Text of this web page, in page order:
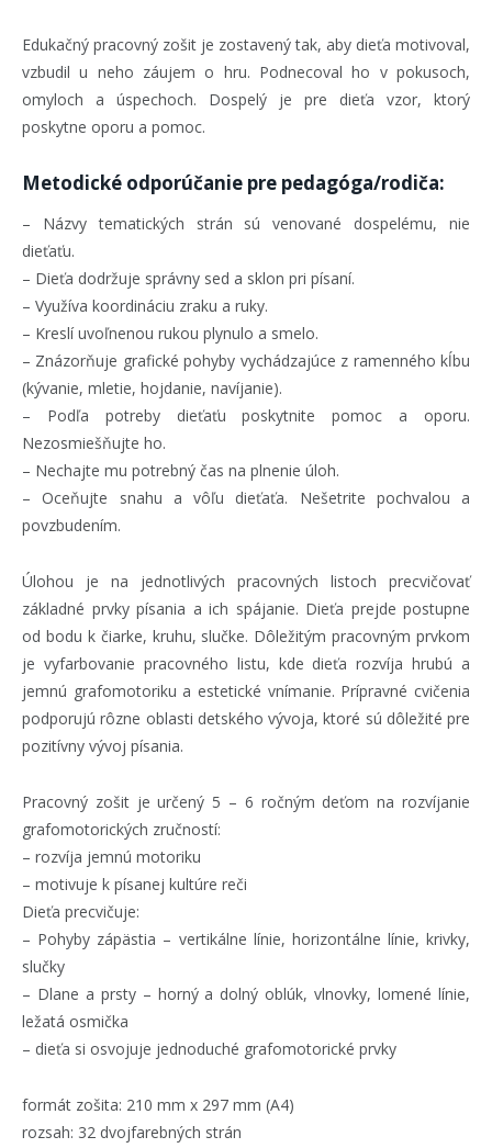
Edukačný pracovný zošit je zostavený tak, aby dieťa motivoval,
vzbudil u neho záujem o hru. Podnecoval ho v pokusoch,
omyloch a úspechoch. Dospelý je pre dieťa vzor, ktorý
poskytne oporu a pomoc.
Metodické odporúčanie pre pedagóga/rodiča:
– Názvy tematických strán sú venované dospelému, nie
dieťaťu.
– Dieťa dodržuje správny sed a sklon pri písaní.
– Využíva koordináciu zraku a ruky.
– Kreslí uvoľnenou rukou plynulo a smelo.
– Znázorňuje grafické pohyby vychádzajúce z ramenného kĺbu
(kývanie, mletie, hojdanie, navíjanie).
– Podľa potreby dieťaťu poskytnite pomoc a oporu.
Nezosmiešňujte ho.
– Nechajte mu potrebný čas na plnenie úloh.
– Oceňujte snahu a vôľu dieťaťa. Nešetrite pochvalou a
povzbudením.
Úlohou je na jednotlivých pracovných listoch precvičovať
základné prvky písania a ich spájanie. Dieťa prejde postupne
od bodu k čiarke, kruhu, slučke. Dôležitým pracovným prvkom
je vyfarbovanie pracovného listu, kde dieťa rozvíja hrubú a
jemnú grafomotoriku a estetické vnímanie. Prípravné cvičenia
podporujú rôzne oblasti detského vývoja, ktoré sú dôležité pre
pozitívny vývoj písania.
Pracovný zošit je určený 5 – 6 ročným deťom na rozvíjanie
grafomotorických zručností:
– rozvíja jemnú motoriku
– motivuje k písanej kultúre reči
Dieťa precvičuje:
– Pohyby zápästia – vertikálne línie, horizontálne línie, krivky,
slučky
– Dlane a prsty – horný a dolný oblúk, vlnovky, lomené línie,
ležatá osmička
– dieťa si osvojuje jednoduché grafomotorické prvky
formát zošita: 210 mm x 297 mm (A4)
rozsah: 32 dvojfarebných strán